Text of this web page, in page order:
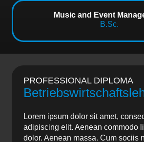
Music and Event
B.Sc.
PROFESSIONAL DIPLOMA
Lorem ipsum dolor sit amet,
adipiscing elit. Aenean commodo
dolor. Aenean massa. Cum sociis